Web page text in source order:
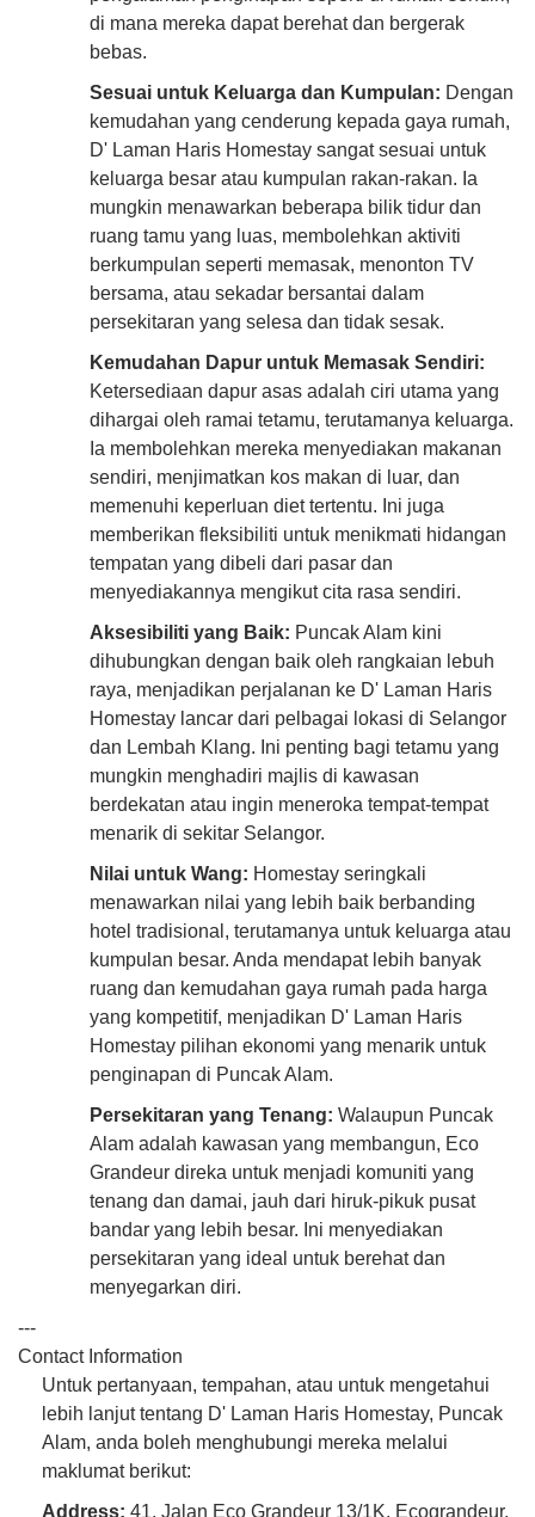
di mana mereka dapat berehat dan bergerak
bebas.
Sesuai untuk Keluarga dan Kumpulan: Dengan
kemudahan yang cenderung kepada gaya rumah,
D' Laman Haris Homestay sangat sesuai untuk
keluarga besar atau kumpulan rakan-rakan. Ia
mungkin menawarkan beberapa bilik tidur dan
ruang tamu yang luas, membolehkan aktiviti
berkumpulan seperti memasak, menonton TV
bersama, atau sekadar bersantai dalam
persekitaran yang selesa dan tidak sesak.
Kemudahan Dapur untuk Memasak Sendiri:
Ketersediaan dapur asas adalah ciri utama yang
dihargai oleh ramai tetamu, terutamanya keluarga.
Ia membolehkan mereka menyediakan makanan
sendiri, menjimatkan kos makan di luar, dan
memenuhi keperluan diet tertentu. Ini juga
memberikan fleksibiliti untuk menikmati hidangan
tempatan yang dibeli dari pasar dan
menyediakannya mengikut cita rasa sendiri.
Aksesibiliti yang Baik: Puncak Alam kini
dihubungkan dengan baik oleh rangkaian lebuh
raya, menjadikan perjalanan ke D' Laman Haris
Homestay lancar dari pelbagai lokasi di Selangor
dan Lembah Klang. Ini penting bagi tetamu yang
mungkin menghadiri majlis di kawasan
berdekatan atau ingin meneroka tempat-tempat
menarik di sekitar Selangor.
Nilai untuk Wang: Homestay seringkali
menawarkan nilai yang lebih baik berbanding
hotel tradisional, terutamanya untuk keluarga atau
kumpulan besar. Anda mendapat lebih banyak
ruang dan kemudahan gaya rumah pada harga
yang kompetitif, menjadikan D' Laman Haris
Homestay pilihan ekonomi yang menarik untuk
penginapan di Puncak Alam.
Persekitaran yang Tenang: Walaupun Puncak
Alam adalah kawasan yang membangun, Eco
Grandeur direka untuk menjadi komuniti yang
tenang dan damai, jauh dari hiruk-pikuk pusat
bandar yang lebih besar. Ini menyediakan
persekitaran yang ideal untuk berehat dan
menyegarkan diri.
---
Contact Information
Untuk pertanyaan, tempahan, atau untuk mengetahui
lebih lanjut tentang D' Laman Haris Homestay, Puncak
Alam, anda boleh menghubungi mereka melalui
maklumat berikut:
Address: 41, Jalan Eco Grandeur 13/1K, Ecograndeur,